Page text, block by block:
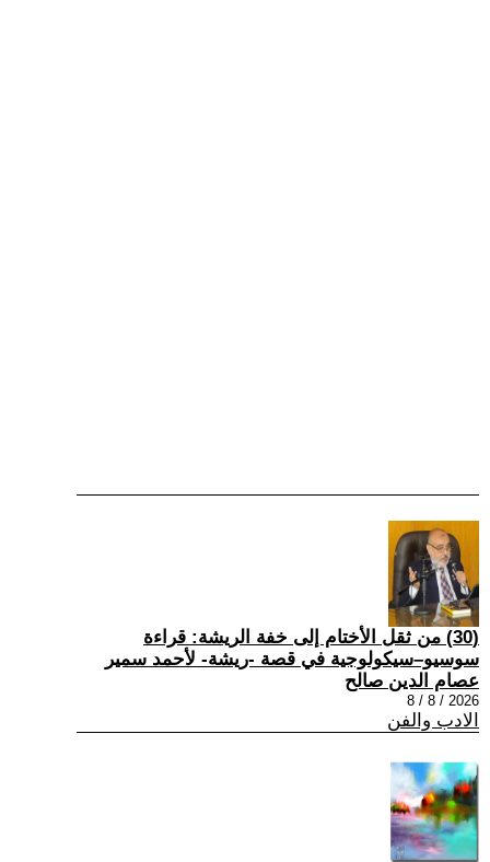
(30) من ثقل الأختام إلى خفة الريشة: قراءة
سوسيو–سيكولوجية في قصة -ريشة- لأحمد سمير
عصام الدين صالح
2026 / 8 / 8
الادب والفن